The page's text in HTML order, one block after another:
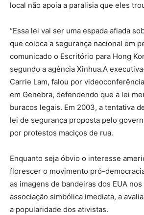
local não apoia a paralisia que eles
“Essa lei vai ser uma espada afiada
que coloca a segurança nacional em
comunicado o Escritório para Hong
segundo a agência Xinhua.A
Carrie Lam, falou por
em Genebra, defendendo que a lei
buracos legais. Em 2003, a tentativa
lei de segurança proposta pelo
por protestos maciços de rua.
Enquanto seja óbvio o interesse
florescer o movimento pró-
as imagens de bandeiras dos EUA
associação simbólica imediata, a
a popularidade dos ativistas.